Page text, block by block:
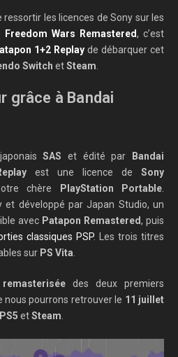
ressortir les licences de Sony sur les
Freedom Wars Remastered, c’est
1+2 Replay de débarquer cet
Switch etSteam
grâce à Bandai
SAS et édité par Bandai
est une licence de Sony
chère PlayStation Portable
et développé par Japan Studio, un
avec Patapon Remastered, puis
classiques PSP. Les trois titres
sur PS Vita
des deux premiers
nous pourrons retrouver le 11 juillet
PS5 etSteam